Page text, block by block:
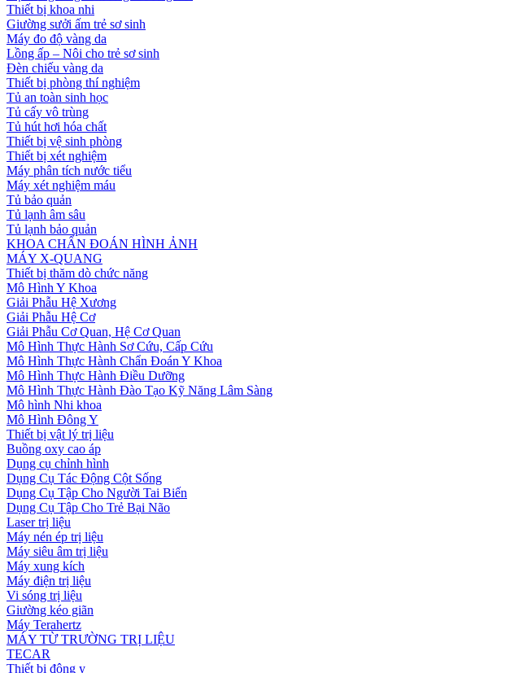
Thiết bị khoa nhi
Giường sưởi ấm trẻ sơ sinh
Máy đo độ vàng da
Lồng ấp – Nôi cho trẻ sơ sinh
Đèn chiếu vàng da
Thiết bị phòng thí nghiệm
Tủ an toàn sinh học
Tủ cấy vô trùng
Tủ hút hơi hóa chất
Thiết bị vệ sinh phòng
Thiết bị xét nghiệm
Máy phân tích nước tiểu
Máy xét nghiệm máu
Tủ bảo quản
Tủ lạnh âm sâu
Tủ lạnh bảo quản
KHOA CHẨN ĐOÁN HÌNH ẢNH
MÁY X-QUANG
Thiết bị thăm dò chức năng
Mô Hình Y Khoa
Giải Phẫu Hệ Xương
Giải Phẫu Hệ Cơ
Giải Phẫu Cơ Quan, Hệ Cơ Quan
Mô Hình Thực Hành Sơ Cứu, Cấp Cứu
Mô Hình Thực Hành Chẩn Đoán Y Khoa
Mô Hình Thực Hành Điều Dưỡng
Mô Hình Thực Hành Đào Tạo Kỹ Năng Lâm Sàng
Mô hình Nhi khoa
Mô Hình Đông Y
Thiết bị vật lý trị liệu
Buồng oxy cao áp
Dụng cụ chỉnh hình
Dụng Cụ Tác Động Cột Sống
Dụng Cụ Tập Cho Người Tai Biến
Dụng Cụ Tập Cho Trẻ Bại Não
Laser trị liệu
Máy nén ép trị liệu
Máy siêu âm trị liệu
Máy xung kích
Máy điện trị liệu
Vi sóng trị liệu
Giường kéo giãn
Máy Terahertz
MÁY TỪ TRƯỜNG TRỊ LIỆU
TECAR
Thiết bị đông y